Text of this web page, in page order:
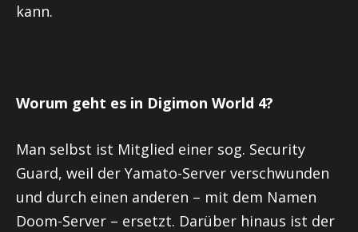
kann.
Worum geht es in Digimon World 4?
Man selbst ist Mitglied einer sog. Security
Guard, weil der Yamato-Server verschwunden
und durch einen anderen – mit dem Namen
Doom-Server – ersetzt. Darüber hinaus ist der